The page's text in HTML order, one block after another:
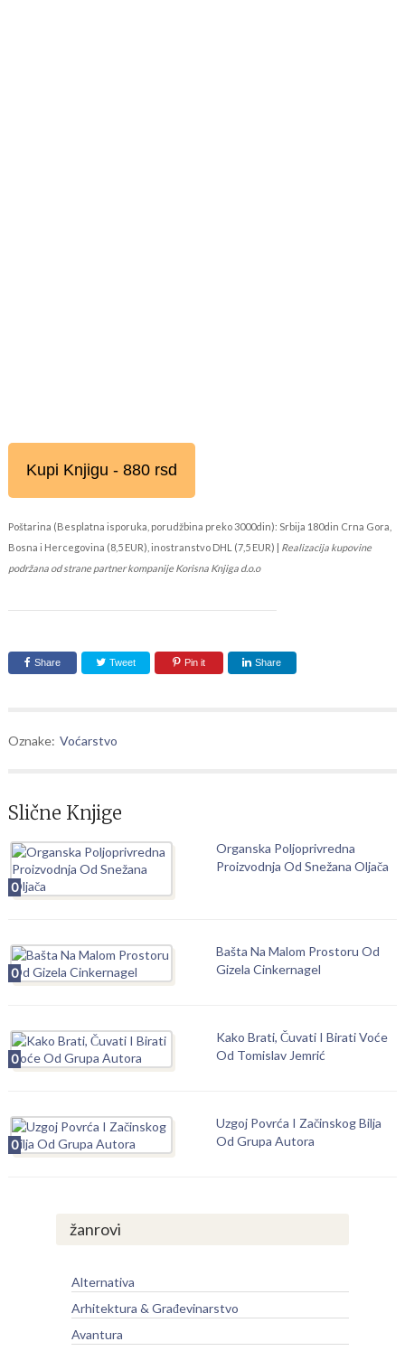
Kupi Knjigu - 880 rsd
Poštarina (Besplatna isporuka, porudžbina preko 3000din): Srbija 180din Crna Gora,
Bosna i Hercegovina (8,5 EUR), inostranstvo DHL (7,5 EUR) | Realizacija kupovine
podržana od strane partner kompanije Korisna Knjiga d.o.o
Share Tweet Pin it Share
Oznake: Voćarstvo
Slične Knjige
0
Organska Poljoprivredna
Proizvodnja Od Snežana Oljača
0
Bašta Na Malom Prostoru Od
Gizela Cinkernagel
0
Kako Brati, Čuvati I Birati Voće
Od Tomislav Jemrić
0
Uzgoj Povrća I Začinskog Bilja
Od Grupa Autora
žanrovi
Alternativa
Arhitektura & Građevinarstvo
Avantura